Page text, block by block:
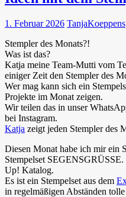
1. Februar 2026 TanjaKoeppens
Stempler des Monats?!
Was ist das?
Katja meine Team-Mutti vom
einiger Zeit den Stempler des
Wer mag kann sich ein
Projekte im Monat zeigen.
Wir teilen das in unser
bei Instagram.
Katja zeigt jeden Stempler des
Diesen Monat habe ich mir ein
Stempelset
Up! Katalog.
Es ist ein Stempelset aus dem
in regelmäßigen Abständen